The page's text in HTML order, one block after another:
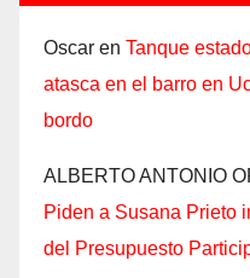
Oscar en Tanque
atasca en el barro en
bordo
ALBERTO ANTONIO
Piden a Susana Prieto
del Presupuesto